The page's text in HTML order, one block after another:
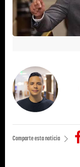
Comparte esta noticia